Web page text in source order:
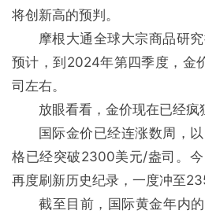
将创新高的预判。
摩根大通全球大宗商品研
预计，到2024年第四季度，金
司左右。
放眼看看，金价现在已经疯
国际金价已经连涨数周，
格已经突破2300美元/盎司。
再度刷新历史纪录，一度冲至
截至目前，国际黄金年内